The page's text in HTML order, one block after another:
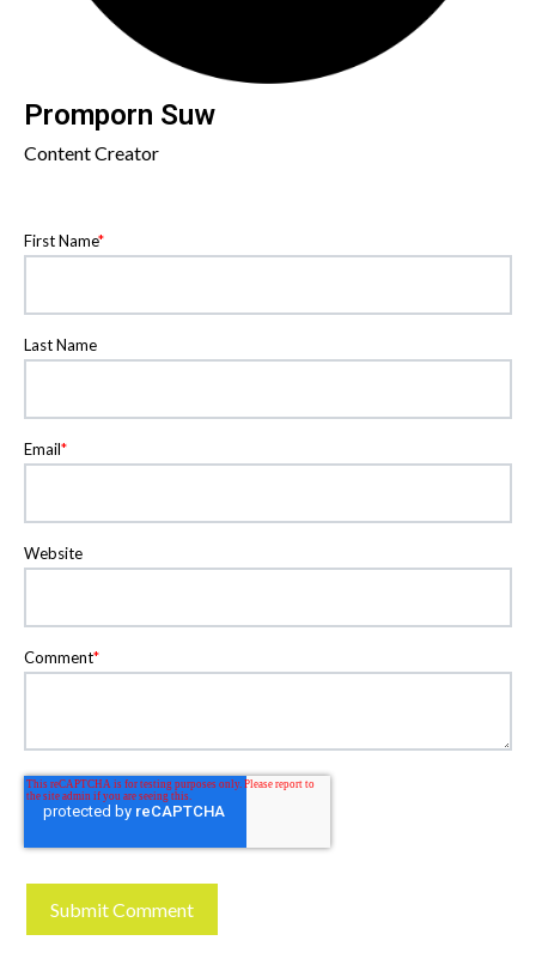
Promporn Suw
Content Creator
First Name*
Last Name
Email*
Website
Comment*